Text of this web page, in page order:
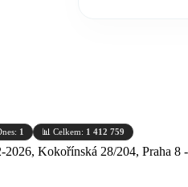
1 📊 Celkem: 1 412 759
Kokořínská 28/204, Praha 8 -